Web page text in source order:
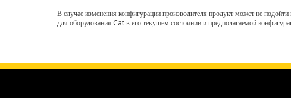
В случае изменения конфигурации производителя продукт может не
для оборудования Cat в его текущем состоянии и предполагаемой